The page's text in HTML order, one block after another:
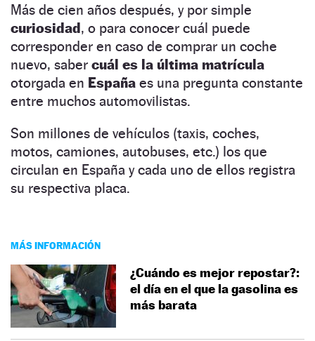
Más de cien años después, y por simple
curiosidad, o para conocer cuál puede
corresponder en caso de comprar un coche
nuevo, saber cuál es la última matrícula
otorgada en España es una pregunta constante
entre muchos automovilistas.
Son millones de vehículos (taxis, coches,
motos, camiones, autobuses, etc.) los que
circulan en España y cada uno de ellos registra
su respectiva placa.
MÁS INFORMACIÓN
¿Cuándo es mejor repostar?:
el día en el que la gasolina es
más barata